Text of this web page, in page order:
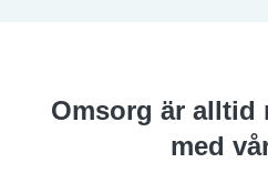
Omsorg är alltid
med